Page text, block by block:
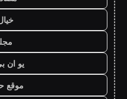
يو ان
موقع